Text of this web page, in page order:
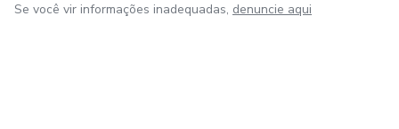
Se você vir informações inadequadas, denuncie aqui